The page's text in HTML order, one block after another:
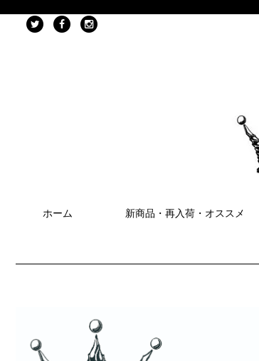
ホーム 新商品・再入荷・オススメ